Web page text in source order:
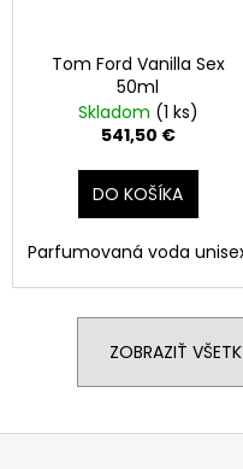
Tom Ford Vanilla Sex
50ml
Skladom (1 ks)
541,50 €
DO KOŠÍKA
Parfumovaná voda
ZOBRAZIŤ
Z